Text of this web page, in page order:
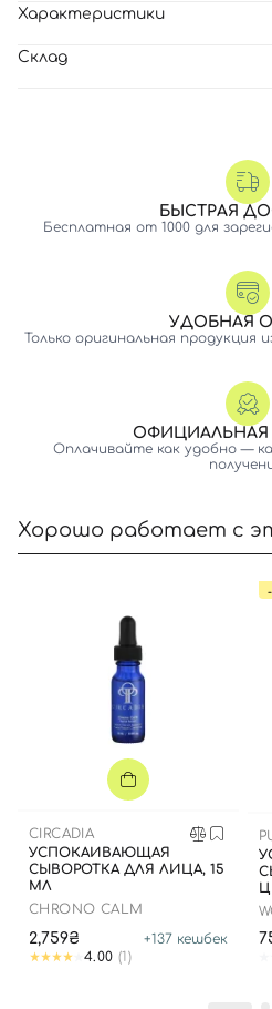
Характеристики
Склад
БЫСТРАЯ
Бесплатная от 1000 для
УДОБНАЯ
Только оригинальная продукция
ОФИЦИАЛЬНАЯ
Оплачивайте как удобно —
Хорошо работает с
CIRCADIA
УСПОКАИВАЮЩАЯ
СЫВОРОТКА ДЛЯ ЛИЦА, 15
МЛ
CHRONO CALM
2,759₴ +137 кешбек
4.00 (1)Вход